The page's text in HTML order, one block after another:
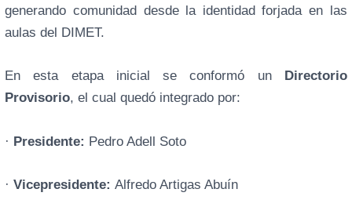
generando comunidad desde la identidad forjada en las
aulas del DIMET.
En esta etapa inicial se conformó un
Directorio
Provisorio, el cual quedó integrado por:
· Presidente: Pedro Adell Soto
·Vicepresidente:Alfredo Artigas Abuín